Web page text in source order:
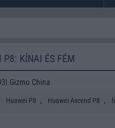
P8: KÍNAI ÉS FÉM
Gizmo China
Huawei P8 , Huawei Ascend P8 ,